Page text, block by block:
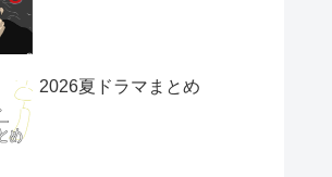
2026夏ドラマまとめ